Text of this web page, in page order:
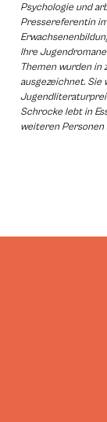
Psychologie und
Pressereferentin
Ihre
Themen wurden in
ausgezeichnet.
Schrocke lebt in
weiteren Personen